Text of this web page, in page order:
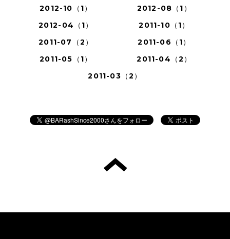
2012-10（1）
2012-08（1）
2012-04（1）
2011-10（1）
2011-07（2）
2011-06（1）
2011-05（1）
2011-04（2）
2011-03（2）